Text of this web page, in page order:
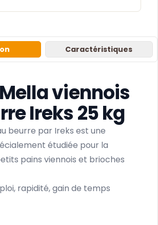
Caractéristiques
viennois
Ireks 25 kg
beurre par Ireks est une
étudiée pour la
pains viennois et brioches
rapidité, gain de temps